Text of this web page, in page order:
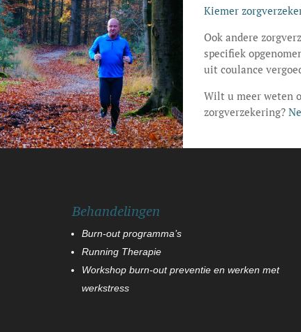
Kiemer
Ook andere
specifiek
uit coulance
Wilt u meer weten
zorgverzekering?
Behandelingen
Burn-out programma’s
Running Therapie
Workshop burn-out preventie en werken met
werkstress